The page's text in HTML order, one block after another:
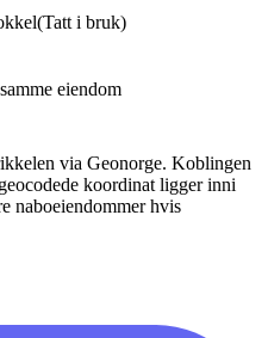
(Tatt i bruk)
eiendom
via Geonorge. Koblingen
koordinat ligger inni
naboeiendommer hvis